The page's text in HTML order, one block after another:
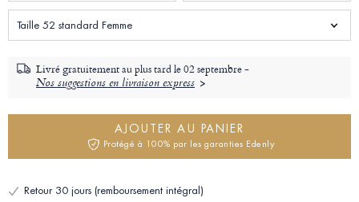
Taille 52 standard Femme
Livré gratuitement au plus tard le02 septembre -
Nos suggestions en livraison express
AJOUTER AU PANIER
Protégé à 100% par les garanties Edenly
Retour 30 jours (remboursement intégral)